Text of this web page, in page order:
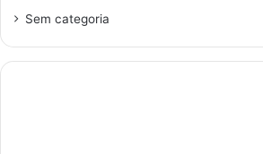
Sem categoria